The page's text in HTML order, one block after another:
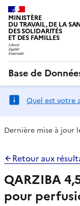
MINISTÈRE
DU TRAVAIL, DE LA
DES SOLIDARITÉS
ET DES FAMILLES
Base de
Quel est votre
Dernière mise à jour
Retour aux
QARZIBA
pour